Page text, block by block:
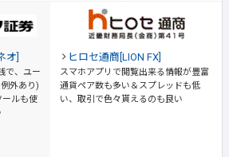
オ]
で、ユー
外あり)
ールも使
ヒロセ通商[LION FX]
スマホアプリで閲覧出来る情報が豊富
通貨ペア数も多い＆スプレッドも低
い、取引で色々貰えるのも良い